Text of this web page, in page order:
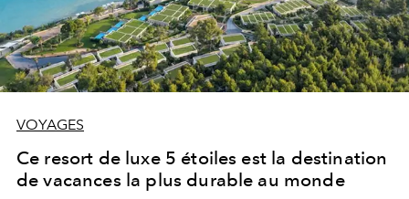
VOYAGES
Ce resort de luxe 5 étoiles est la destination
de vacances la plus durable au monde